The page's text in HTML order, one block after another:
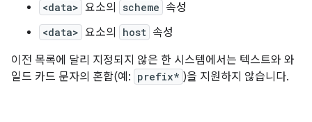
<data> 요소의 scheme 속성
<data> 요소의 host 속성
이전 목록에 달리 지정되지 않은 한 시스템에서는 텍스트와 와
일드 카드 문자의 혼합(예: prefix* )을 지원하지 않습니다.